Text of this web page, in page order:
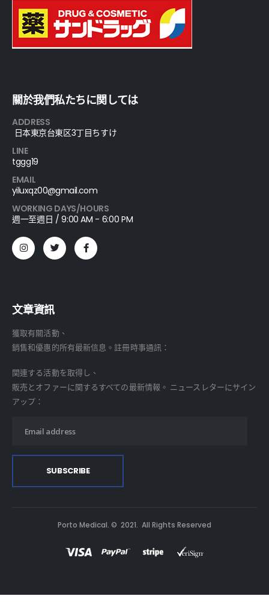
關於我們私たちに関しては
ADDRESS
日本東京台東区3丁目ちすけ
LINE
tggg19
EMAIL
yiluxqz00@gmail.com
WORKING DAYS/HOURS
週一至週日 / 9:00 AM - 6:00 PM
文章資訊
獲取有關活動、
銷售和優惠的所有最新信息。註冊時事通訊：
関連する活動を取得し、
販売とオファーに関するすべての最新情報。 ニュースレターにサイン
アップ：
Porto Medical. © 2021. All Rights Reserved